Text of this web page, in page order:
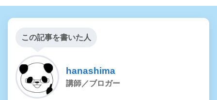
この記事を書いた人
hanashima
講師／ブロガー